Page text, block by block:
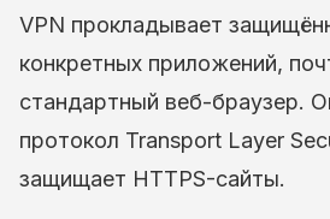
VPN прокладывает
конкретных приложений,
стандартный веб-браузер.
протокол Transport Layer
защищает HTTPS-сайты.